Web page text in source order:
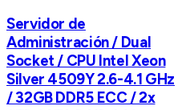
Servidor de
Administración / Dual
Socket / CPU Intel Xeon
Silver 4509Y 2.6-4.1 GHz
/ 32GB DDR5 ECC / 2x